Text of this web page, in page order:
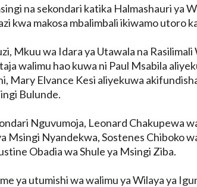
KERO YA USAFIRI KILOSA
YA SIMU KARIAKOO WAPATA FURSA
Msingi Wa Uongozi Bora
na sekondari katika Halmashauri ya
kwa makosa mbalimbali ikiwamo utoro
Mkuu wa Idara ya Utawala na Rasilimali
walimu hao kuwa ni Paul Msabila
Mary Elvance Kesi aliyekuwa
Bulunde.
Nguvumoja, Leonard Chakupewa
Msingi Nyandekwa, Sostenes Chiboko
Obadia wa Shule ya Msingi Ziba.
ya utumishi wa walimu ya Wilaya ya